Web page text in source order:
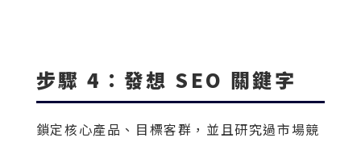
步驟 4：發想 SEO 關鍵字
鎖定核心產品、目標客群，並且研究過市場競